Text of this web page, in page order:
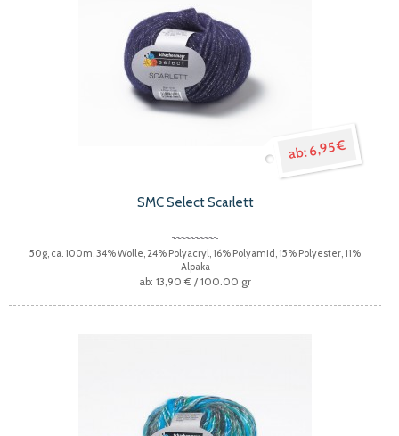
6,95 €
SMC Select Scarlett
50g, ca. 100m, 34% Wolle, 24% Polyacryl, 16% Polyamid, 15% Polyester, 11%
Alpaka
13,90 € / 100.00 gr